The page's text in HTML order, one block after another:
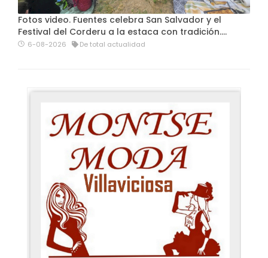
Fotos video. Fuentes celebra San Salvador y el
Festival del Corderu a la estaca con tradición....
6-08-2026 De total actualidad